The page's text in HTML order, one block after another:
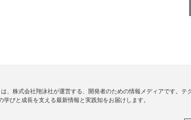
、株式会社翔泳社が運営する、開発者のための情報メディアです。
びと成長を支える最新情報と実践知をお届けします。